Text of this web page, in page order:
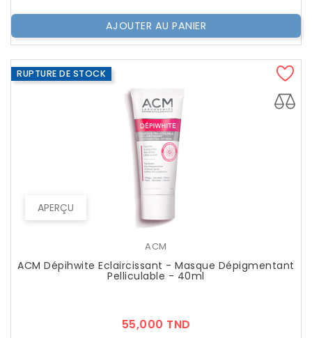
AJOUTER AU PANIER
APERÇU
RUPTURE DE STOCK
ACM
ACM Dépihwite Eclaircissant - Masque Dépigmentant
Pelliculable - 40ml
55,000 TND